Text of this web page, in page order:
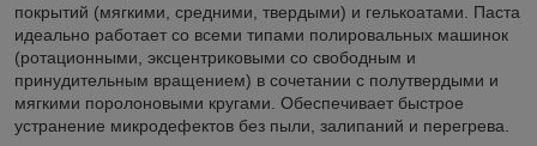
покрытий (мягкими, средними, твердыми) и гелькоатами. Паста
идеально работает со всеми типами полировальных машинок
(ротационными, эксцентриковыми со свободным и
принудительным вращением) в сочетании с полутвердыми и
мягкими поролоновыми кругами. Обеспечивает быстрое
устранение микродефектов без пыли, залипаний и перегрева.